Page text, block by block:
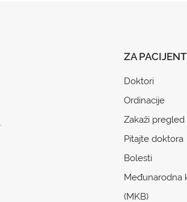
ZA
Doktori
Ordinacije
Zakaži pregled
Pitajte doktora
Bolesti
Međunarodna
(MKB)